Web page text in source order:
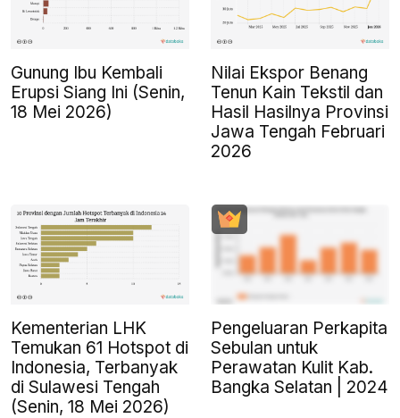
Gunung Ibu Kembali
Erupsi Siang Ini (Senin,
18 Mei 2026)
Nilai Ekspor Benang
Tenun Kain Tekstil dan
Hasil Hasilnya Provinsi
Jawa Tengah Februari
2026
Kementerian LHK
Temukan 61 Hotspot di
Indonesia, Terbanyak
di Sulawesi Tengah
(Senin, 18 Mei 2026)
Pengeluaran Perkapita
Sebulan untuk
Perawatan Kulit Kab.
Bangka Selatan | 2024